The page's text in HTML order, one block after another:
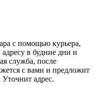
с помощью курьера,
в будние дни и
служба, после
с вами и предложит
Уточнит адрес.